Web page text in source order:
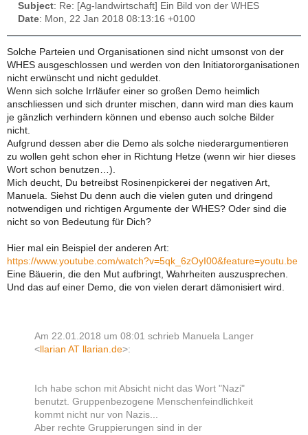
Subject: Re: [Ag-landwirtschaft] Ein Bild von der WHES
Date: Mon, 22 Jan 2018 08:13:16 +0100
Solche Parteien und Organisationen sind nicht umsonst von der
WHES ausgeschlossen und werden von den Initiatororganisationen
nicht erwünscht und nicht geduldet.
Wenn sich solche Irrläufer einer so großen Demo heimlich
anschliessen und sich drunter mischen, dann wird man dies kaum
je gänzlich verhindern können und ebenso auch solche Bilder
nicht.
Aufgrund dessen aber die Demo als solche niederargumentieren
zu wollen geht schon eher in Richtung Hetze (wenn wir hier dieses
Wort schon benutzen…).
Mich deucht, Du betreibst Rosinenpickerei der negativen Art,
Manuela. Siehst Du denn auch die vielen guten und dringend
notwendigen und richtigen Argumente der WHES? Oder sind die
nicht so von Bedeutung für Dich?
Hier mal ein Beispiel der anderen Art:
https://www.youtube.com/watch?v=5qk_6zOyI00&feature=youtu.be
Eine Bäuerin, die den Mut aufbringt, Wahrheiten auszusprechen.
Und das auf einer Demo, die von vielen derart dämonisiert wird.
Am 22.01.2018 um 08:01 schrieb Manuela Langer
< llarian AT llarian.de>:
Ich habe schon mit Absicht nicht das Wort "Nazi"
benutzt. Gruppenbezogene Menschenfeindlichkeit
kommt nicht nur von Nazis...
Aber rechte Gruppierungen sind in der